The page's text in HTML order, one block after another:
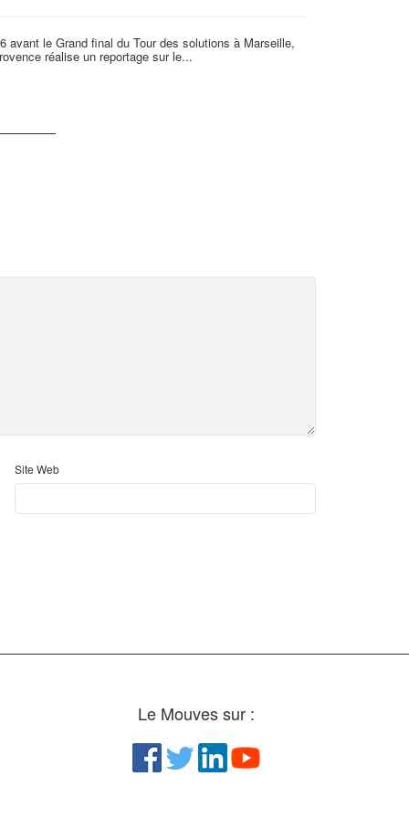
avant le Grand final du Tour des solutions à Marseille,
réalise un reportage sur le...
Site Web
Le Mouves sur :